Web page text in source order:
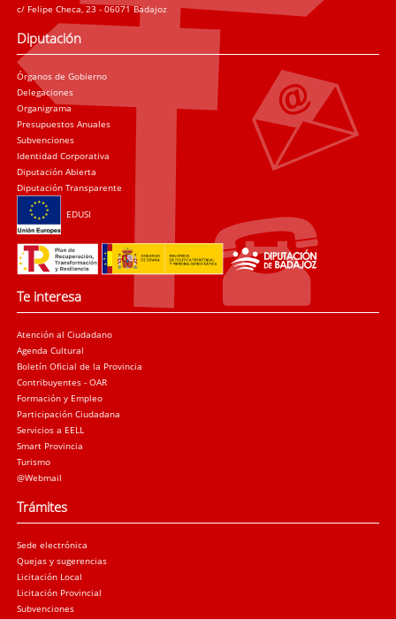
c/ Felipe Checa, 23 - 06071 Badajoz
Diputación
Órganos de Gobierno
Delegaciones
Organigrama
Presupuestos Anuales
Subvenciones
Identidad Corporativa
Diputación Abierta
Diputación Transparente
EDUSI
Te interesa
Atención al Ciudadano
Agenda Cultural
Boletín Oficial de la Provincia
Contribuyentes - OAR
Formación y Empleo
Participación Ciudadana
Servicios a EELL
Smart Provincia
Turismo
@Webmail
Trámites
Sede electrónica
Quejas y sugerencias
Licitación Local
Licitación Provincial
Subvenciones